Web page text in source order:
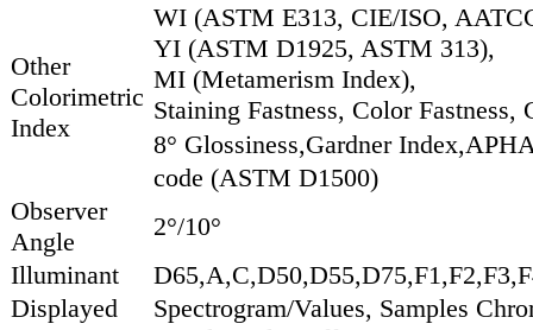
Other
Colorimetric
Index
WI (ASTM E313, CIE/ISO,
YI (ASTM D1925, ASTM 313),
MI (Metamerism Index),
Staining Fastness, Color
8° Glossiness,Gardner
code (ASTM D1500)
Observer
Angle
2°/10°
Illuminant
Displayed
Spectrogram/Values, Samples